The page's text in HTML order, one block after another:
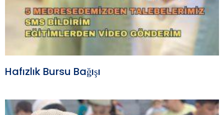
Hafızlık Bursu Bağışı